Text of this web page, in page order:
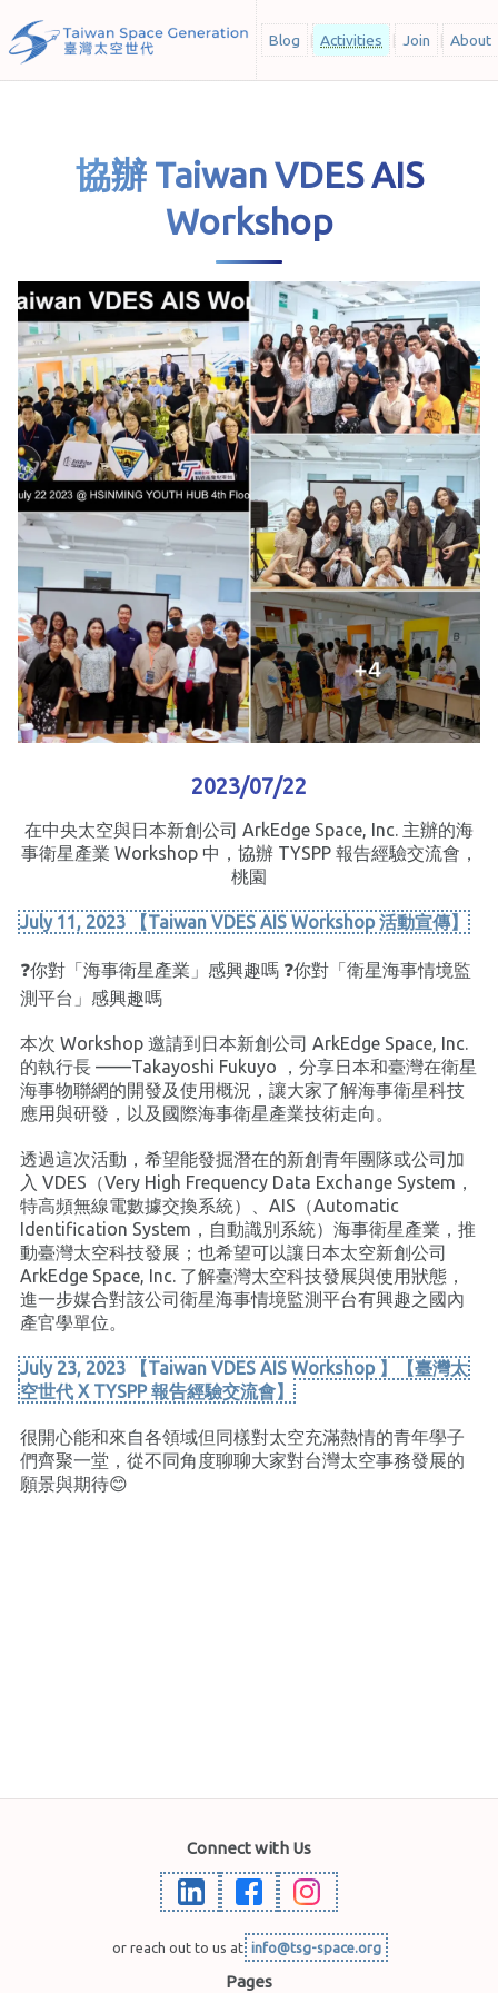
Blog Activities Join About
協辦 Taiwan VDES AIS
Workshop
2023/07/22
在中央太空與日本新創公司 ArkEdge Space, Inc. 主辦的海
事衛星產業 Workshop 中，協辦 TYSPP 報告經驗交流會，
桃園
July 11, 2023 【Taiwan VDES AIS Workshop 活動宣傳】
❓你對「海事衛星產業」感興趣嗎 ❓你對「衛星海事情境監
測平台」感興趣嗎
本次 Workshop 邀請到日本新創公司 ArkEdge Space, Inc.
的執行長 ——Takayoshi Fukuyo ，分享日本和臺灣在衛星
海事物聯網的開發及使用概況，讓大家了解海事衛星科技
應用與研發，以及國際海事衛星產業技術走向。
透過這次活動，希望能發掘潛在的新創青年團隊或公司加
入 VDES（Very High Frequency Data Exchange System，
特高頻無線電數據交換系統）、AIS（Automatic
Identification System，自動識別系統）海事衛星產業，推
動臺灣太空科技發展；也希望可以讓日本太空新創公司
ArkEdge Space, Inc. 了解臺灣太空科技發展與使用狀態，
進一步媒合對該公司衛星海事情境監測平台有興趣之國內
產官學單位。
July 23, 2023 【Taiwan VDES AIS Workshop 】【臺灣太
空世代 X TYSPP 報告經驗交流會】
很開心能和來自各領域但同樣對太空充滿熱情的青年學子
們齊聚一堂，從不同角度聊聊大家對台灣太空事務發展的
願景與期待😊
Connect with Us
or reach out to us at info@tsg-space.org
Pages